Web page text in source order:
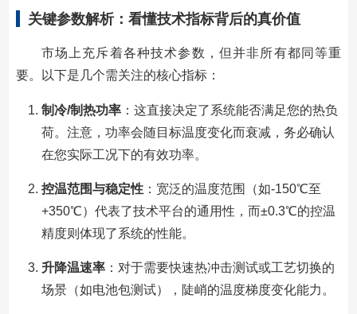
关键参数解析：看懂技术指标背后的真价值
市场上充斥着各种技术参数，但并非所有都同等重
要。以下是几个需关注的核心指标：
制冷/制热功率：这直接决定了系统能否满足您的热负
荷。注意，功率会随目标温度变化而衰减，务必确认
在您实际工况下的有效功率。
控温范围与稳定性：宽泛的温度范围（如-150℃至
+350℃）代表了技术平台的通用性，而±0.3℃的控温
精度则体现了系统的性能。
升降温速率：对于需要快速热冲击测试或工艺切换的
场景（如电池包测试），陡峭的温度梯度变化能力。